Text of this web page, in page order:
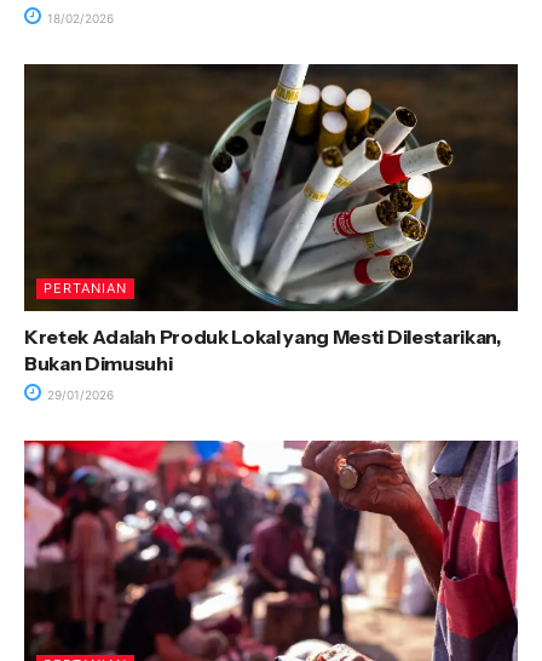
18/02/2026
PERTANIAN
Kretek Adalah Produk Lokal yang Mesti Dilestarikan,
Bukan Dimusuhi
29/01/2026